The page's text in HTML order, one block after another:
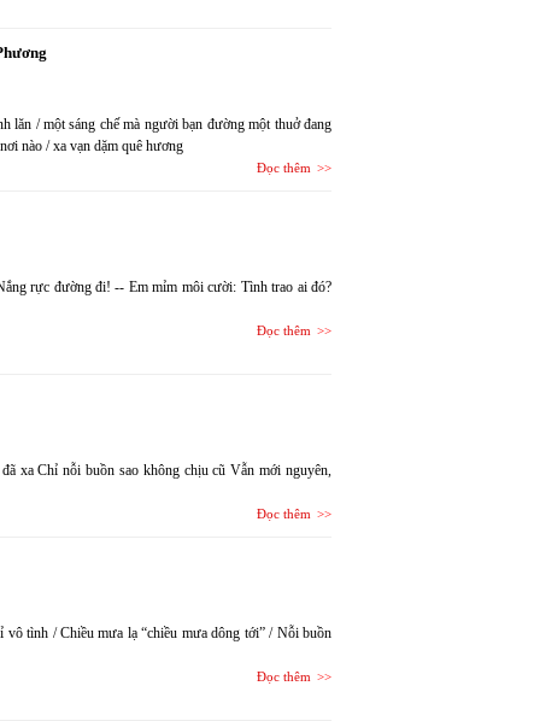
lăn / một sáng chế mà người bạn đường một thuở đang
nào / xa vạn dặm quê hương
Đọc thêm
rực đường đi! -- Em mỉm môi cười: Tình trao ai đó?
Đọc thêm
xa Chỉ nỗi buồn sao không chịu cũ Vẫn mới nguyên,
Đọc thêm
tình / Chiều mưa lạ “chiều mưa dông tới” / Nỗi buồn
Đọc thêm